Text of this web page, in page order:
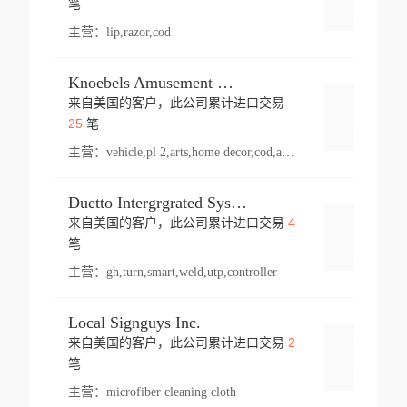
笔
主营： lip,razor,cod
Knoebels Amusement Resort
来自美国的客户，此公司累计进口交易
25笔
主营： vehicle,pl 2,arts,home decor,cod,amusement ride,sea
Duetto Intergrgrated Systems Inc.
来自美国的客户，此公司累计进口交易 4
笔
主营： gh,turn,smart,weld,utp,controller
Local Signguys Inc.
来自美国的客户，此公司累计进口交易 2
笔
主营： microfiber cleaning cloth